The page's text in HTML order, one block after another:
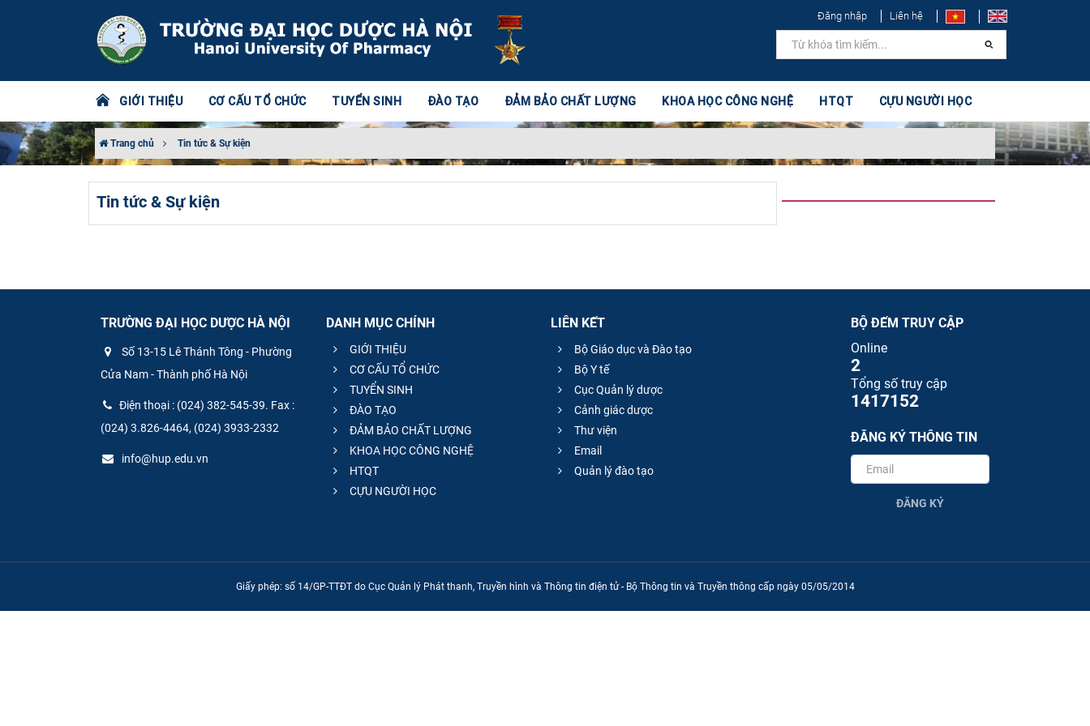
Đăng nhập Liên hệ
GIỚI THIỆU CƠ CẤU TỔ CHỨC TUYỂN SINH ĐÀO TẠO ĐẢM BẢO CHẤT LƯỢNG KHOA HỌC CÔNG NGHỆ HTQT CỰU NGƯỜI HỌC
Trang chủ Tin tức & Sự kiện
Tin tức & Sự kiện
TRƯỜNG ĐẠI HỌC DƯỢC HÀ NỘI
Số 13-15 Lê Thánh Tông - Phường
Cửa Nam - Thành phố Hà Nội
Điện thoại : (024) 382-545-39. Fax :
(024) 3.826-4464, (024) 3933-2332
info@hup.edu.vn
DANH MỤC CHÍNH
GIỚI THIỆU
CƠ CẤU TỔ CHỨC
TUYỂN SINH
ĐÀO TẠO
ĐẢM BẢO CHẤT LƯỢNG
KHOA HỌC CÔNG NGHỆ
HTQT
CỰU NGƯỜI HỌC
LIÊN KẾT
Bộ Giáo dục và Đào tạo
Bộ Y tế
Cục Quản lý dược
Cảnh giác dược
Thư viện
Email
Quản lý đào tạo
BỘ ĐẾM TRUY CẬP
Online
2
Tổng số truy cập
1417152
ĐĂNG KÝ THÔNG TIN
ĐĂNG KÝ
Giấy phép: số 14/GP-TTĐT do Cục Quản lý Phát thanh, Truyền hình và Thông tin điện tử - Bộ Thông tin và Truyền thông cấp ngày 05/05/2014